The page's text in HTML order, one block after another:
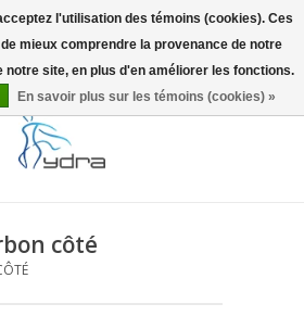
côté
l'utilisation des témoins (cookies). Ces
mieux comprendre la provenance de notre
notre site, en plus d'en améliorer les fonctions.
En savoir plus sur les témoins (cookies) »